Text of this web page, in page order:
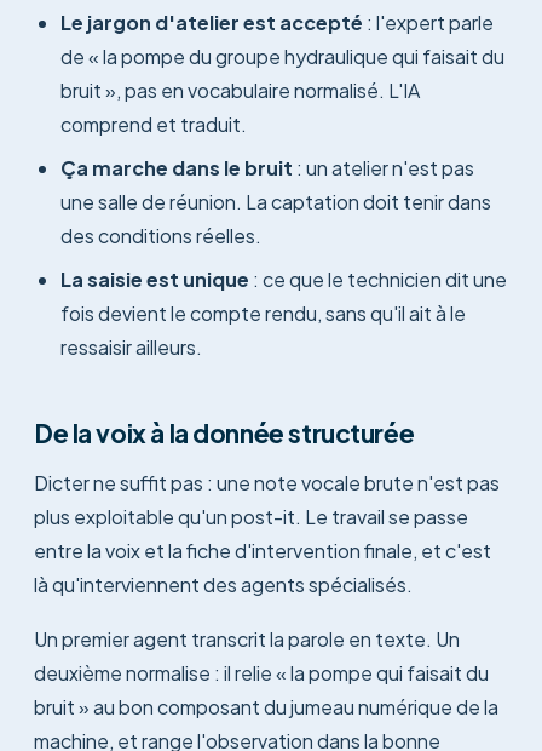
Le jargon d'atelier est accepté : l'expert parle
de « la pompe du groupe hydraulique qui faisait du
bruit », pas en vocabulaire normalisé. L'IA
comprend et traduit.
Ça marche dans le bruit : un atelier n'est pas
une salle de réunion. La captation doit tenir dans
des conditions réelles.
La saisie est unique : ce que le technicien dit une
fois devient le compte rendu, sans qu'il ait à le
ressaisir ailleurs.
De la voix à la donnée structurée
Dicter ne suffit pas : une note vocale brute n'est pas
plus exploitable qu'un post-it. Le travail se passe
entre la voix et la fiche d'intervention finale, et c'est
là qu'interviennent des agents spécialisés.
Un premier agent transcrit la parole en texte. Un
deuxième normalise : il relie « la pompe qui faisait du
bruit » au bon composant du jumeau numérique de la
machine, et range l'observation dans la bonne